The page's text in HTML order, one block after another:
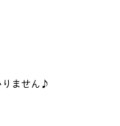
りません♪